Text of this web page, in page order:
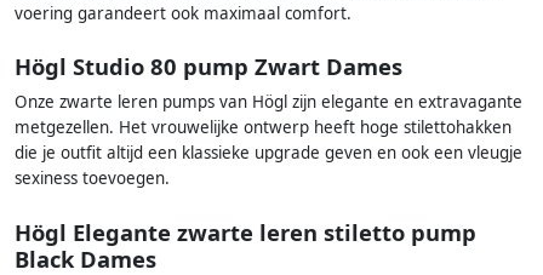
voering garandeert ook maximaal comfort.
Högl Studio 80 pump Zwart Dames
Onze zwarte leren pumps van Högl zijn elegante en extravagante
metgezellen. Het vrouwelijke ontwerp heeft hoge stilettohakken
die je outfit altijd een klassieke upgrade geven en ook een vleugje
sexiness toevoegen.
Högl Elegante zwarte leren stiletto pump
Black Dames